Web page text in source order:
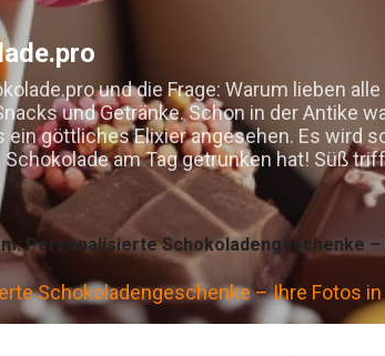
und die Frage: Warum lieben
und Getränke. Schon in der Antike
ein göttliches Elixier angesehen. Es wird
Schokolade am Tag getrunken hat! Süß
Personalisierte Schokoladengeschenke
Schokoladengeschenke – Ihre Fotos